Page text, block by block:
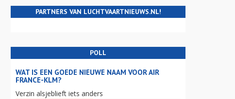
PARTNERS VAN LUCHTVAARTNIEUWS.NL!
POLL
WAT IS EEN GOEDE NIEUWE NAAM VOOR AIR
FRANCE-KLM?
Verzin alsjeblieft iets anders